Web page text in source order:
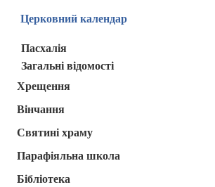
Церковний календар
Пасхалія
Загальні відомості
Хрещення
Вінчання
Святині храму
Парафіяльна школа
Бібліотека